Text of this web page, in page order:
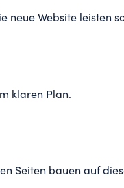
neue Website leisten
klaren Plan.
Seiten bauen auf